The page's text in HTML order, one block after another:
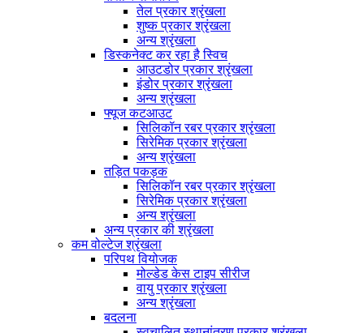
तेल प्रकार श्रृंखला
शुष्क प्रकार श्रृंखला
अन्य श्रृंखला
डिस्कनेक्ट कर रहा है स्विच
आउटडोर प्रकार श्रृंखला
इंडोर प्रकार श्रृंखला
अन्य श्रृंखला
फ्यूज कटआउट
सिलिकॉन रबर प्रकार श्रृंखला
सिरेमिक प्रकार श्रृंखला
अन्य श्रृंखला
तड़ित पकड़क
सिलिकॉन रबर प्रकार श्रृंखला
सिरेमिक प्रकार श्रृंखला
अन्य श्रृंखला
अन्य प्रकार की श्रृंखला
कम वोल्टेज श्रृंखला
परिपथ वियोजक
मोल्डेड केस टाइप सीरीज
वायु प्रकार श्रृंखला
अन्य श्रृंखला
बदलना